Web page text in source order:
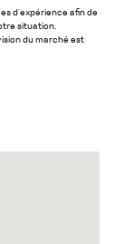
d’expérience afin de
situation.
du marché est